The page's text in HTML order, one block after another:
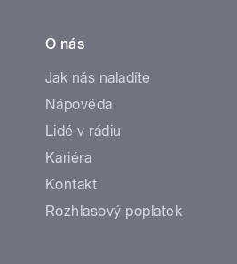
O nás
Jak nás naladíte
Nápověda
Lidé v rádiu
Kariéra
Kontakt
Rozhlasový poplatek